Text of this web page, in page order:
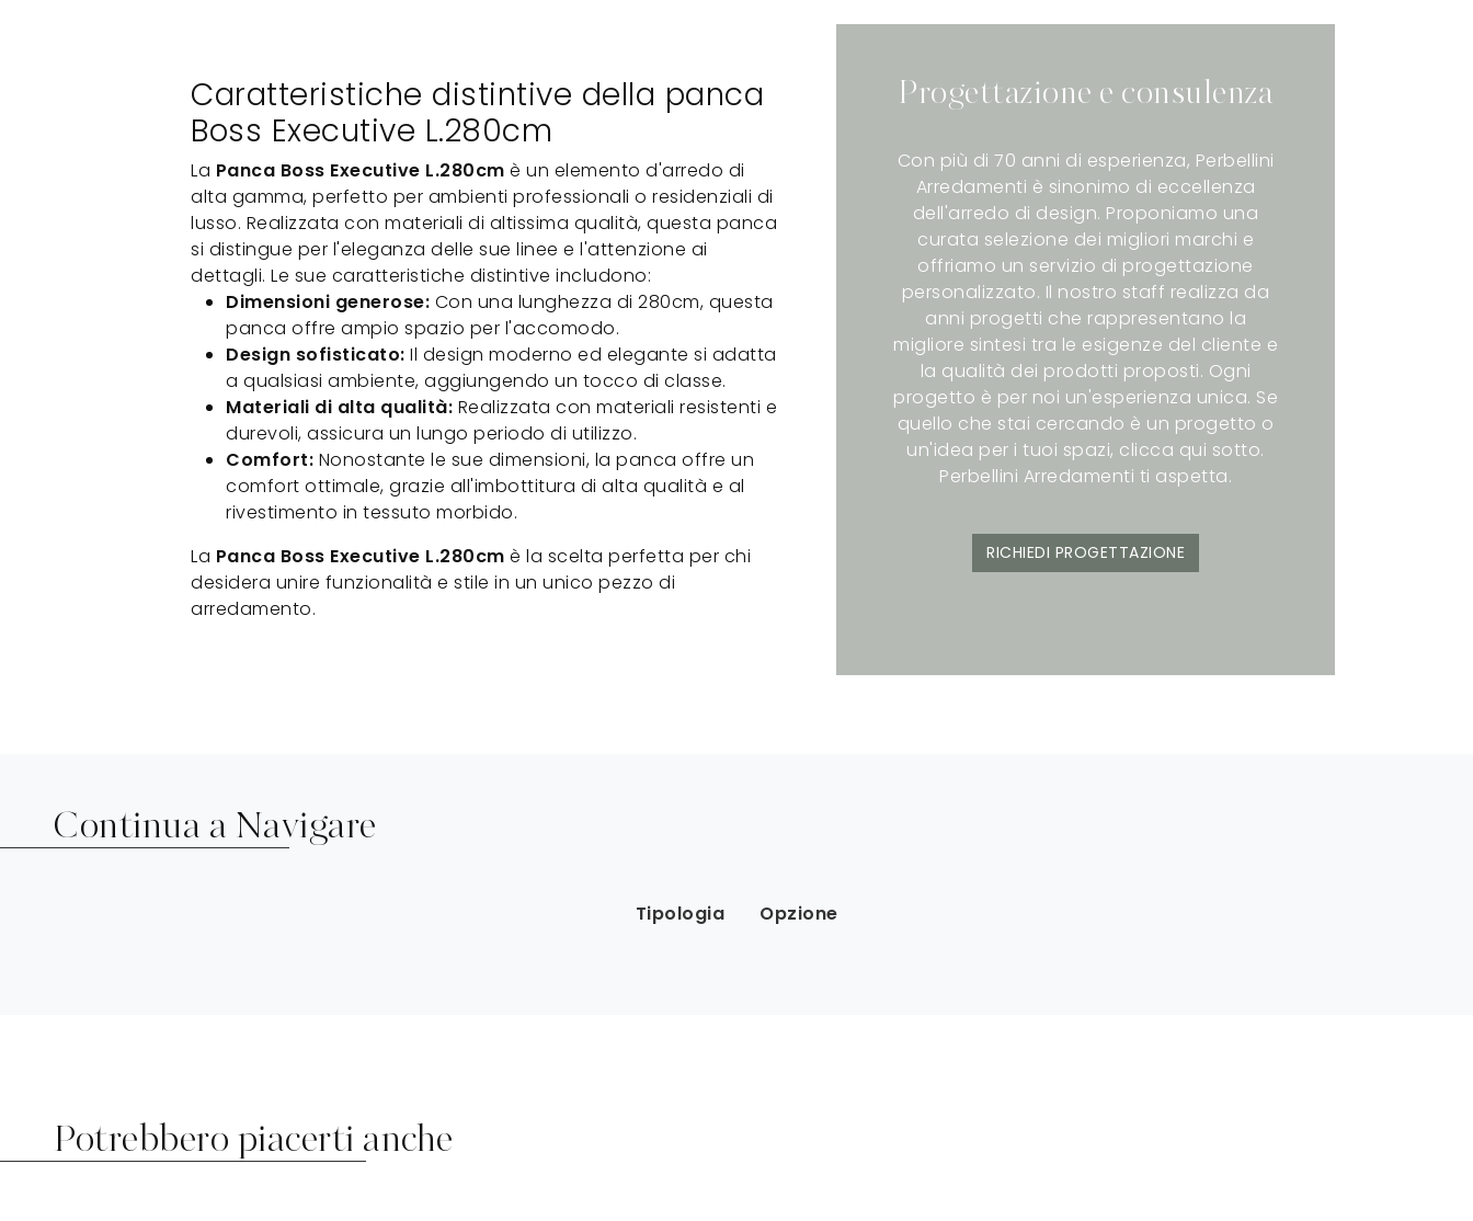
Caratteristiche distintive della panca
Boss Executive L.280cm
La Panca Boss Executive L.280cm è un elemento d'arredo di
alta gamma, perfetto per ambienti professionali o residenziali di
lusso. Realizzata con materiali di altissima qualità, questa panca
si distingue per l'eleganza delle sue linee e l'attenzione ai
dettagli. Le sue caratteristiche distintive includono:
Dimensioni generose: Con una lunghezza di 280cm, questa
panca offre ampio spazio per l'accomodo.
Design sofisticato: Il design moderno ed elegante si adatta
a qualsiasi ambiente, aggiungendo un tocco di classe.
Materiali di alta qualità: Realizzata con materiali resistenti e
durevoli, assicura un lungo periodo di utilizzo.
Comfort: Nonostante le sue dimensioni, la panca offre un
comfort ottimale, grazie all'imbottitura di alta qualità e al
rivestimento in tessuto morbido.
La Panca Boss Executive L.280cm è la scelta perfetta per chi
desidera unire funzionalità e stile in un unico pezzo di
arredamento.
Progettazione e consulenza
Con più di 70 anni di esperienza, Perbellini
Arredamenti è sinonimo di eccellenza
dell'arredo di design. Proponiamo una
curata selezione dei migliori marchi e
offriamo un servizio di progettazione
personalizzato. Il nostro staff realizza da
anni progetti che rappresentano la
migliore sintesi tra le esigenze del cliente e
la qualità dei prodotti proposti. Ogni
progetto è per noi un'esperienza unica. Se
quello che stai cercando è un progetto o
un'idea per i tuoi spazi, clicca qui sotto.
Perbellini Arredamenti ti aspetta.
RICHIEDI PROGETTAZIONE
Continua a Navigare
Tipologia Opzione
Potrebbero piacerti anche